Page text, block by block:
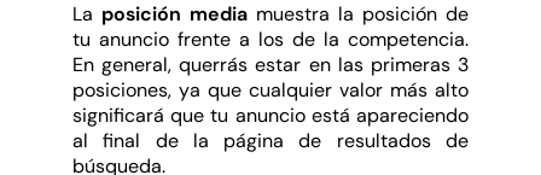
La posición media muestra la posición de
tu anuncio frente a los de la competencia.
En general, querrás estar en las primeras 3
posiciones, ya que cualquier valor más alto
significará que tu anuncio está apareciendo
al final de la página de resultados de
búsqueda.